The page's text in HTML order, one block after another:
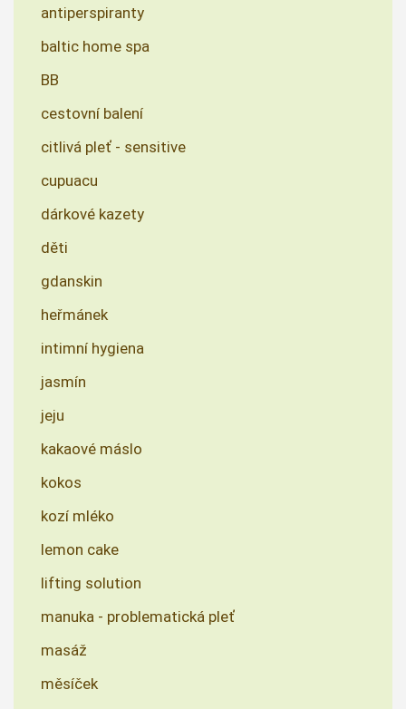
antiperspiranty
baltic home spa
BB
cestovní balení
citlivá pleť - sensitive
cupuacu
dárkové kazety
děti
gdanskin
heřmánek
intimní hygiena
jasmín
jeju
kakaové máslo
kokos
kozí mléko
lemon cake
lifting solution
manuka - problematická pleť
masáž
měsíček